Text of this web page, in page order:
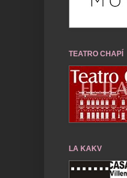
recuerdos de ayer
TEATRO CHAPÍ
LA KAKV